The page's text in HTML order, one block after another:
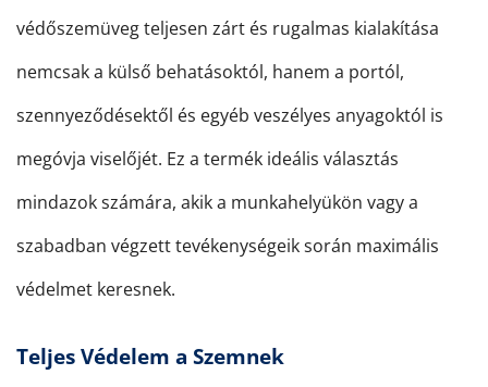
védőszemüveg teljesen zárt és rugalmas kialakítása
nemcsak a külső behatásoktól, hanem a portól,
szennyeződésektől és egyéb veszélyes anyagoktól is
megóvja viselőjét. Ez a termék ideális választás
mindazok számára, akik a munkahelyükön vagy a
szabadban végzett tevékenységeik során maximális
védelmet keresnek.
Teljes Védelem a Szemnek